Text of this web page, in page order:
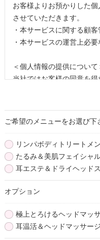
お客様よりお預かりした
させていただきます。
・本サービスに関する顧客
・本サービスの運営上必
＜個人情報の提供について
当社ではお客様の同意を
＜個人情報の委託について
当社では、利用目的の達成
外部に委託する場合があり
これらの委託先に対しては
当社では、個人情報の漏洩
理対策を実施します。
ご希望のメニューをお選び下
リンパボディトリートメ
たるみ＆美肌フェイシャ
耳エステ＆ドライヘッド
オプション
極上とろけるヘッドマッ
耳温活＆ヘッドマッサー